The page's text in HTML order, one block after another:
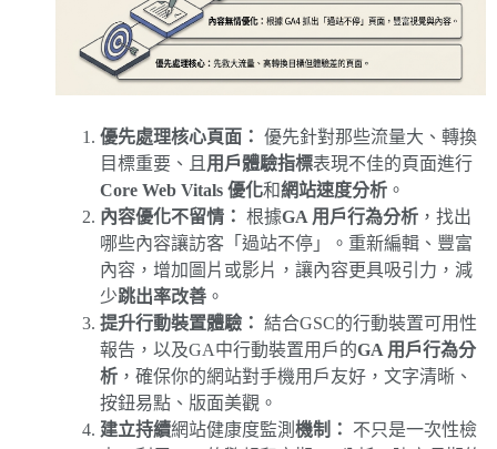
優先處理核心頁面： 優先針對那些流量大、轉換
目標重要、且 用戶體驗指標表現不佳的頁面進行
Core Web Vitals 優化和網站速度分析 。
內容優化不留情： 根據GA 用戶行為分析 ，找出
哪些內容讓訪客「過站不停」。重新編輯、豐富
內容，增加圖片或影片，讓內容更具吸引力，減
少跳出率改善 。
提升行動裝置體驗： 結合GSC的行動裝置可用性
報告，以及GA中行動裝置用戶的GA 用戶行為分
析 ，確保你的網站對手機用戶友好，文字清晰、
按鈕易點、版面美觀。
建立持續網站健康度監測 機制：
不只是一次性檢